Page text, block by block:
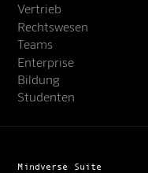
Vertrieb
Rechtswesen
Teams
Enterprise
Bildung
Studenten
Mindverse Suite